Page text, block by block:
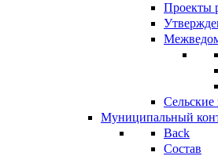
Проекты
Сельские
Муниципальный
Back
Состав